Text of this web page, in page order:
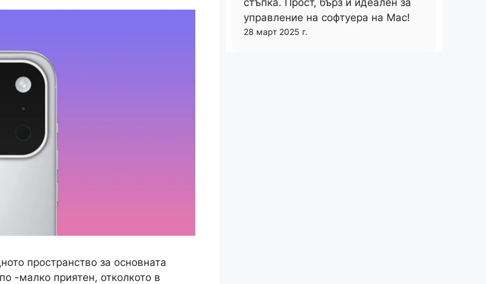
пространство за основната
-малко приятен, отколкото в
управление на софтуера на Mac!
28 март 2025 г.